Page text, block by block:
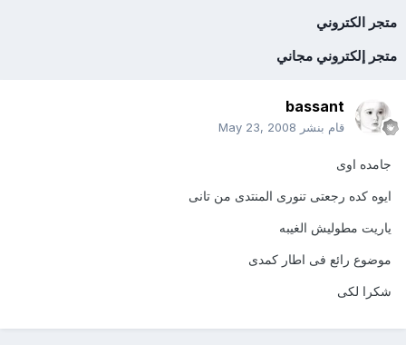
متجر الكتروني
متجر إلكتروني مجاني
bassant
قام بنشر May 23, 2008
جامده اوى
ايوه كده رجعتى تنورى المنتدى من تانى
ياريت مطوليش الغيبه
موضوع رائع فى اطار كمدى
شكرا لكى